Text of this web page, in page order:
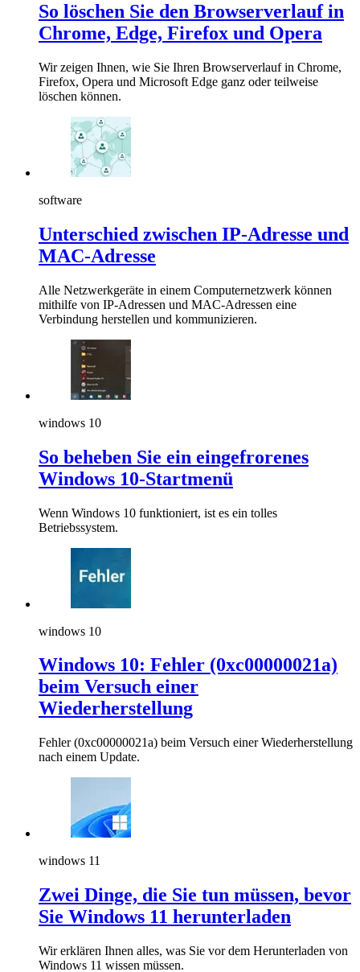
So löschen Sie den Browserverlauf in
Chrome, Edge, Firefox und Opera
Wir zeigen Ihnen, wie Sie Ihren Browserverlauf in Chrome,
Firefox, Opera und Microsoft Edge ganz oder teilweise
löschen können.
software
Unterschied zwischen IP-Adresse und
MAC-Adresse
Alle Netzwerkgeräte in einem Computernetzwerk können
mithilfe von IP-Adressen und MAC-Adressen eine
Verbindung herstellen und kommunizieren.
windows 10
So beheben Sie ein eingefrorenes
Windows 10-Startmenü
Wenn Windows 10 funktioniert, ist es ein tolles
Betriebssystem.
windows 10
Windows 10: Fehler (0xc00000021a)
beim Versuch einer
Wiederherstellung
Fehler (0xc00000021a) beim Versuch einer Wiederherstellung
nach einem Update.
windows 11
Zwei Dinge, die Sie tun müssen, bevor
Sie Windows 11 herunterladen
Wir erklären Ihnen alles, was Sie vor dem Herunterladen von
Windows 11 wissen müssen.